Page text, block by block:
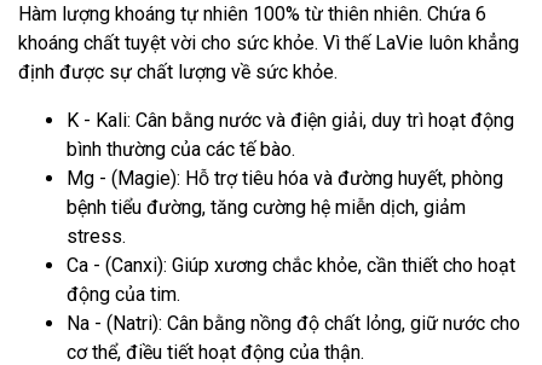
Hàm lượng khoáng tự nhiên 100% từ thiên nhiên. Chứa 6
khoáng chất tuyệt vời cho sức khỏe. Vì thế LaVie luôn khẳng
định được sự chất lượng về sức khỏe.
K - Kali: Cân bằng nước và điện giải, duy trì hoạt động
bình thường của các tế bào.
Mg - (Magie): Hỗ trợ tiêu hóa và đường huyết, phòng
bệnh tiểu đường, tăng cường hệ miễn dịch, giảm
stress.
Ca - (Canxi): Giúp xương chắc khỏe, cần thiết cho hoạt
động của tim.
Na - (Natri): Cân bằng nồng độ chất lỏng, giữ nước cho
cơ thể, điều tiết hoạt động của thận.